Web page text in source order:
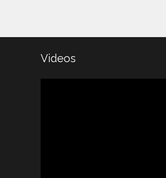
Videos